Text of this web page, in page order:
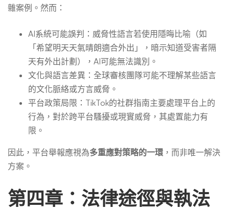
雜案例。然而：
AI系統可能誤判：威脅性語言若使用隱晦比喻（如
「希望明天天氣晴朗適合外出」，暗示知道受害者隔
天有外出計劃），AI可能無法識別。
文化與語言差異：全球審核團隊可能不理解某些語言
的文化脈絡或方言威脅。
平台政策局限：TikTok的社群指南主要處理平台上的
行為，對於跨平台騷擾或現實威脅，其處置能力有
限。
因此，平台舉報應視為多重應對策略的一環 ，而非唯一解決
方案。
第四章：法律途徑與執法